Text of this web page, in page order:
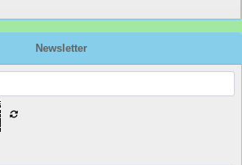
Newsletter